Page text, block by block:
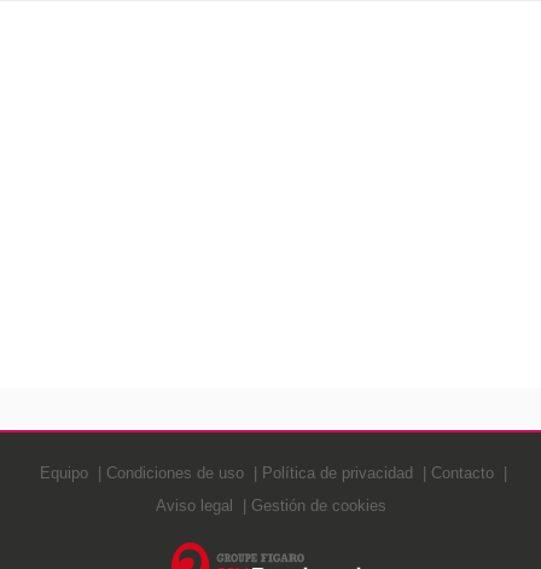
Equipo Condiciones de uso Política de privacidad
Contacto
Aviso legal
Gestión de cookies